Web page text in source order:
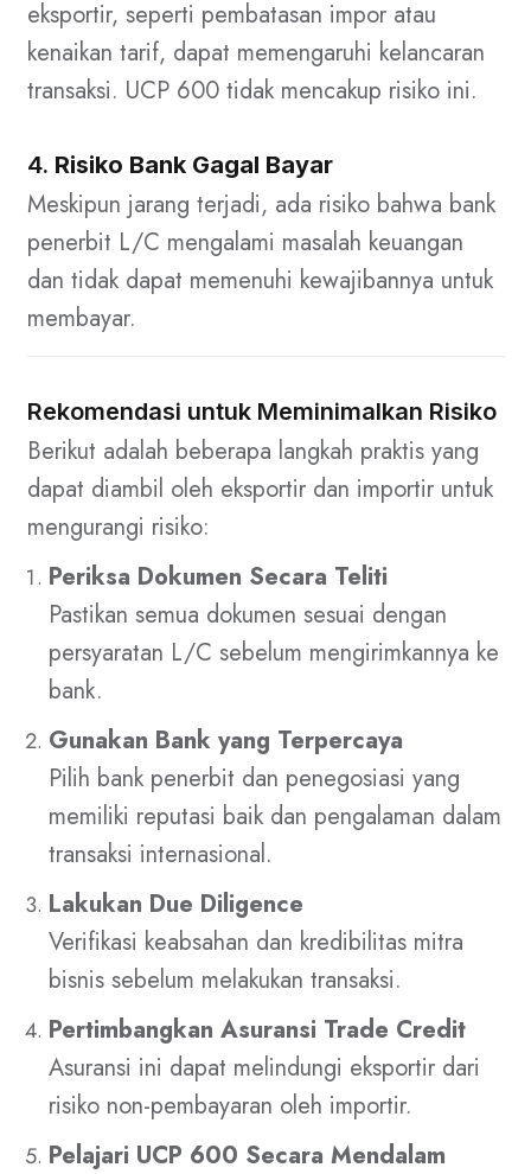
eksportir, seperti pembatasan impor atau
kenaikan tarif, dapat memengaruhi kelancaran
transaksi. UCP 600 tidak mencakup risiko ini.
4. Risiko Bank Gagal Bayar
Meskipun jarang terjadi, ada risiko bahwa bank
penerbit L/C mengalami masalah keuangan
dan tidak dapat memenuhi kewajibannya untuk
membayar.
Rekomendasi untuk Meminimalkan Risiko
Berikut adalah beberapa langkah praktis yang
dapat diambil oleh eksportir dan importir untuk
mengurangi risiko:
Periksa Dokumen Secara Teliti
Pastikan semua dokumen sesuai dengan
persyaratan L/C sebelum mengirimkannya ke
bank.
Gunakan Bank yang Terpercaya
Pilih bank penerbit dan penegosiasi yang
memiliki reputasi baik dan pengalaman dalam
transaksi internasional.
Lakukan Due Diligence
Verifikasi keabsahan dan kredibilitas mitra
bisnis sebelum melakukan transaksi.
Pertimbangkan Asuransi Trade Credit
Asuransi ini dapat melindungi eksportir dari
risiko non-pembayaran oleh importir.
Pelajari UCP 600 Secara Mendalam